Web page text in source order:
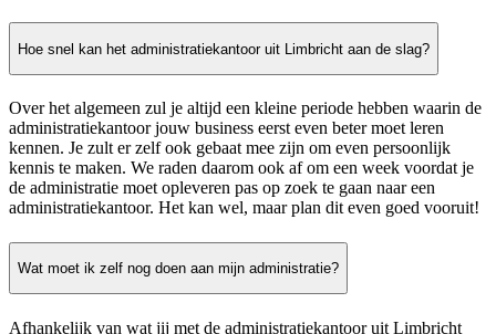
Hoe snel kan het administratiekantoor uit Limbricht aan de slag?
Over het algemeen zul je altijd een kleine periode hebben waarin de
administratiekantoor jouw business eerst even beter moet leren
kennen. Je zult er zelf ook gebaat mee zijn om even persoonlijk
kennis te maken. We raden daarom ook af om een week voordat je
de administratie moet opleveren pas op zoek te gaan naar een
administratiekantoor. Het kan wel, maar plan dit even goed vooruit!
Wat moet ik zelf nog doen aan mijn administratie?
Afhankelijk van wat jij met de administratiekantoor uit Limbricht